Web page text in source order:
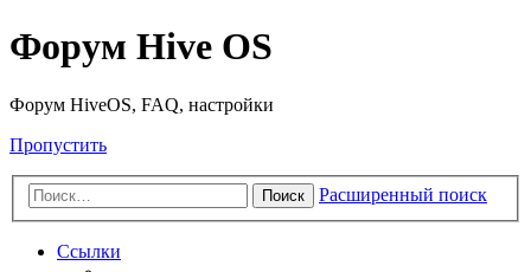
Форум Hive OS
Форум HiveOS, FAQ, настройки
Пропустить
Поиск Расширенный поиск
Ссылки